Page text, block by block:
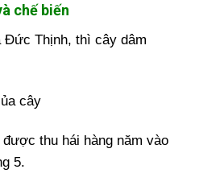
chế biến
Đức Thịnh, thì cây dâm
cây
thu hái hàng năm vào
5.